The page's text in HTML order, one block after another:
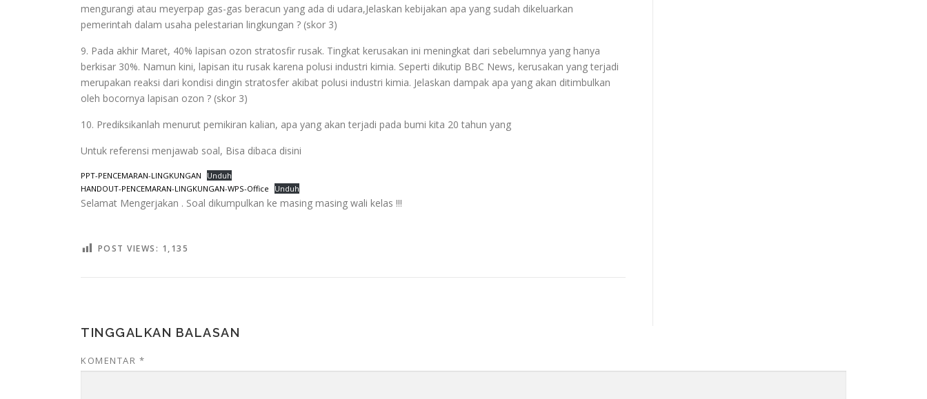
mengurangi atau meyerpap gas-gas beracun yang ada di udara,Jelaskan kebijakan apa yang sudah dikeluarkan
pemerintah dalam usaha pelestarian lingkungan ? (skor 3)
9. Pada akhir Maret, 40% lapisan ozon stratosfir rusak. Tingkat kerusakan ini meningkat dari sebelumnya yang hanya
berkisar 30%. Namun kini, lapisan itu rusak karena polusi industri kimia. Seperti dikutip BBC News, kerusakan yang terjadi
merupakan reaksi dari kondisi dingin stratosfer akibat polusi industri kimia. Jelaskan dampak apa yang akan ditimbulkan
oleh bocornya lapisan ozon ? (skor 3)
10. Prediksikanlah menurut pemikiran kalian, apa yang akan terjadi pada bumi kita 20 tahun yang
Untuk referensi menjawab soal, Bisa dibaca disini
PPT-PENCEMARAN-LINGKUNGAN
Unduh
HANDOUT-PENCEMARAN-LINGKUNGAN-WPS-Office
Unduh
Selamat Mengerjakan . Soal dikumpulkan ke masing masing wali kelas !!!
POST VIEWS: 1,135
TINGGALKAN BALASAN
KOMENTAR *